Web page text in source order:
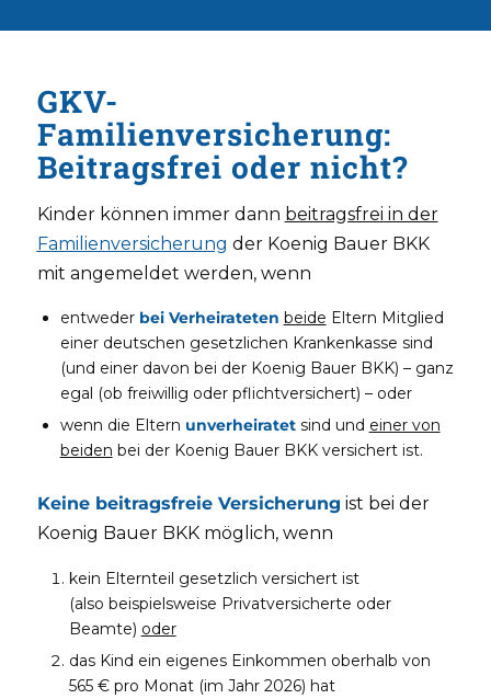
GKV-
Familienversicherung:
Beitragsfrei oder nicht?
Kinder können immer dann beitragsfrei in der
Familienversicherung der Koenig Bauer BKK
mit angemeldet werden, wenn
entweder bei Verheirateten beide Eltern Mitglied
einer deutschen gesetzlichen Krankenkasse sind
(und einer davon bei der Koenig Bauer BKK) – ganz
egal (ob freiwillig oder pflichtversichert) – oder
wenn die Eltern unverheiratetsind und einer von
beiden bei der Koenig Bauer BKK versichert ist.
Keine beitragsfreie Versicherung ist bei der
Koenig Bauer BKK möglich, wenn
kein Elternteil gesetzlich versichert ist
(also beispielsweise Privatversicherte oder
Beamte) oder
das Kind ein eigenes Einkommen oberhalb von
565 € pro Monat (im Jahr 2026) hat